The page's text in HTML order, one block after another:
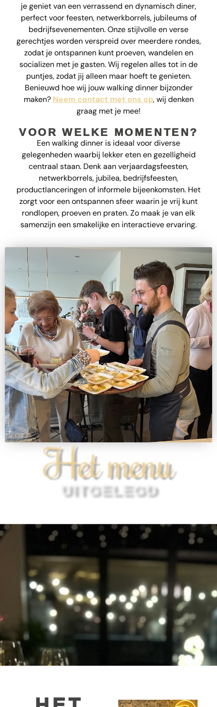
je geniet van een verrassend en dynamisch diner,
perfect voor feesten, netwerkborrels, jubileums of
bedrijfsevenementen. Onze stijlvolle en verse
gerechtjes worden verspreid over meerdere rondes,
zodat je ontspannen kunt proeven, wandelen en
socializen met je gasten. Wij regelen alles tot in de
puntjes, zodat jij alleen maar hoeft te genieten.
Benieuwd hoe wij jouw walking dinner bijzonder
maken? Neem contact met ons op, wij denken
graag met je mee!
VOOR WELKE MOMENTEN?
Een walking dinner is ideaal voor diverse
gelegenheden waarbij lekker eten en gezelligheid
centraal staan. Denk aan verjaardagsfeesten,
netwerkborrels, jubilea, bedrijfsfeesten,
productlanceringen of informele bijeenkomsten. Het
zorgt voor een ontspannen sfeer waarin je vrij kunt
rondlopen, proeven en praten. Zo maak je van elk
samenzijn een smakelijke en interactieve ervaring.
Het menu
UITGELEGD